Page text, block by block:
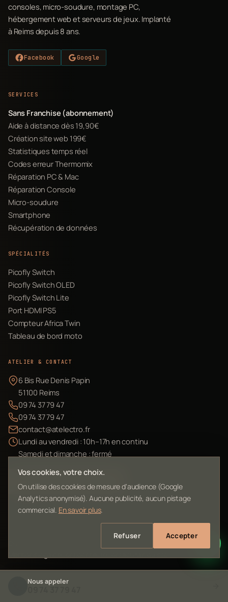
consoles, micro-soudure, montage PC,
hébergement web et serveurs de jeux. Implanté
à Reims depuis 8 ans.
Facebook Google
SERVICES
Sans Franchise (abonnement)
Aide à distance dès 19,90€
Création site web 199€
Statistiques temps réel
Codes erreur Thermomix
Réparation PC & Mac
Réparation Console
Micro-soudure
Smartphone
Récupération de données
SPÉCIALITÉS
Picofly Switch
Picofly Switch OLED
Picofly Switch Lite
Port HDMI PS5
Compteur Africa Twin
Tableau de bord moto
ATELIER & CONTACT
6 Bis Rue Denis Papin
51100 Reims
09 74 37 79 47
09 74 37 79 47
contact@atelectro.fr
Lundi au vendredi : 10h–17h en continu
Samedi et dimanche : fermé
Envoyer mon matériel
Vos cookies, votre choix.
On utilise des cookies de mesure d'audience (Google
Analytics anonymisé). Aucune publicité, aucun pistage
commercial. En savoir plus.
Refuser Accepter
Nous appeler